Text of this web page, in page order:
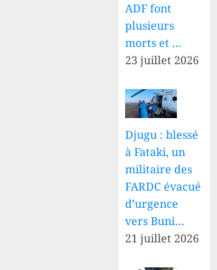
ADF font
plusieurs
morts et …
23 juillet 2026
Djugu : blessé
à Fataki, un
militaire des
FARDC évacué
d’urgence
vers Buni…
21 juillet 2026